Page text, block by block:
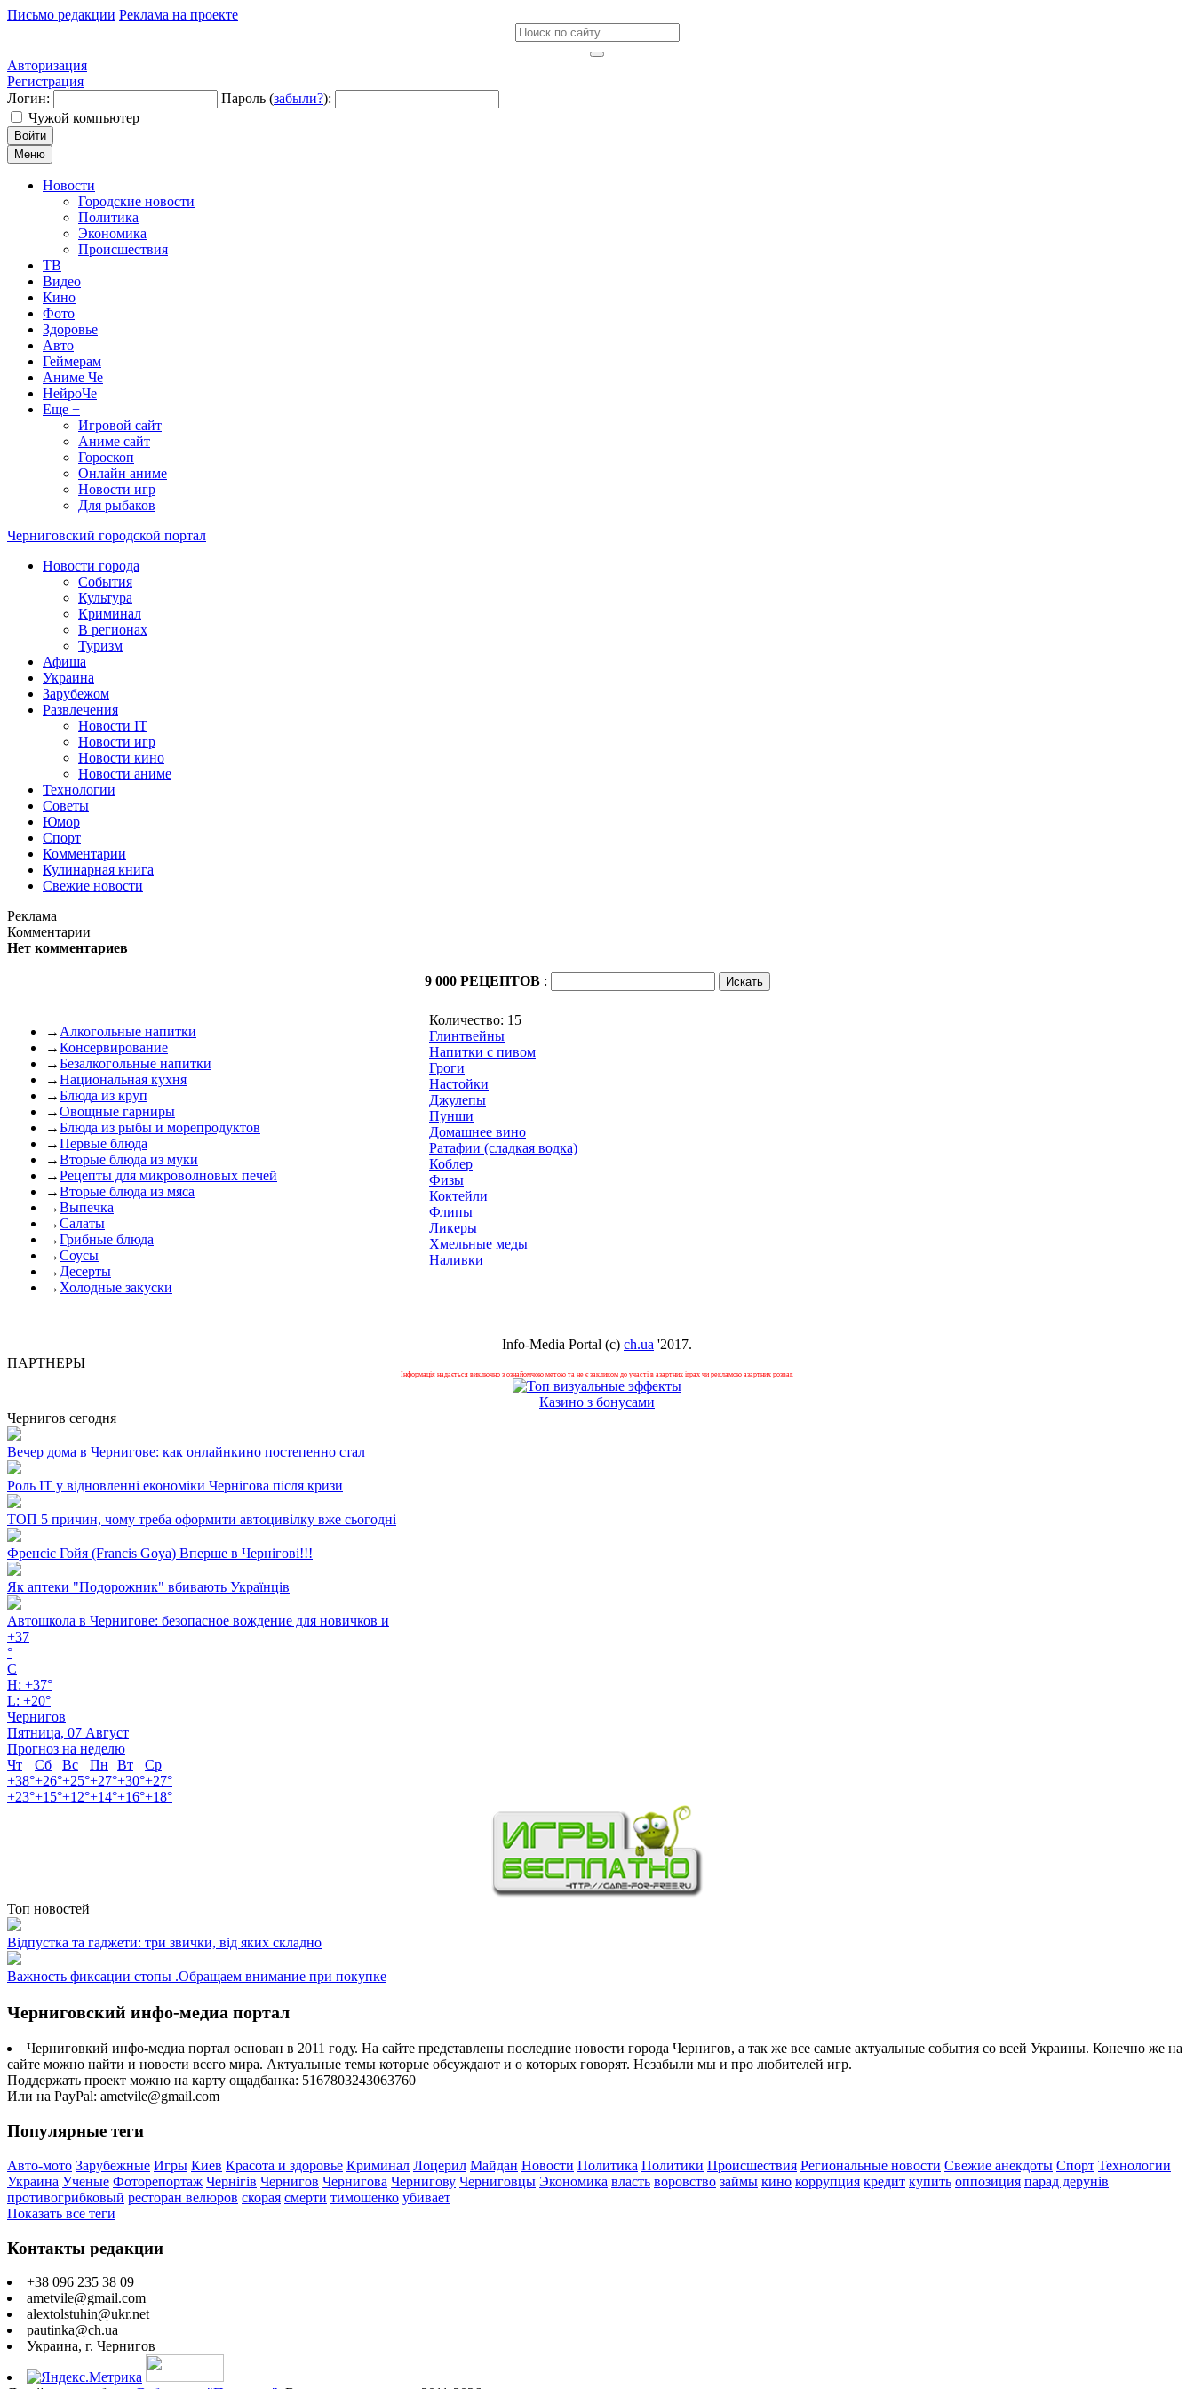
Письмо редакции Реклама на проекте
Авторизация
Регистрация
Логин:
Пароль (забыли?):
Чужой компьютер
Войти
Меню
Новости
Городские новости
Политика
Экономика
Происшествия
ТВ
Видео
Кино
Фото
Здоровье
Авто
Геймерам
Аниме Че
НейроЧе
Еще +
Игровой сайт
Аниме сайт
Гороскоп
Онлайн аниме
Новости игр
Для рыбаков
Черниговский городской портал
Новости города
События
Культура
Криминал
В регионах
Туризм
Афиша
Украина
Зарубежом
Развлечения
Новости IT
Новости игр
Новости кино
Новости аниме
Технологии
Советы
Юмор
Спорт
Комментарии
Кулинарная книга
Свежие новости
Реклама
Комментарии
Нет комментариев
9 000 РЕЦЕПТОВ :
→ Алкогольные напитки
→Консервирование
→Безалкогольные напитки
→Национальная кухня
→Блюда из круп
→Овощные гарниры
→Блюда из рыбы и морепродуктов
→Первые блюда
→Вторые блюда из муки
→Рецепты для микроволновых печей
→Вторые блюда из мяса
→Выпечка
→Салаты
→Грибные блюда
→Соусы
→ Десерты
→ Холодные закуски
Количество: 15
Глинтвейны
Напитки с пивом
Гроги
Настойки
Джулепы
Пунши
Домашнее вино
Ратафии (сладкая водка)
Коблер
Физы
Коктейли
Флипы
Ликеры
Хмельные меды
Наливки
Info-Media Portal (c) ch.ua '2017.
ПАРТНЕРЫ
Інформація надається виключно з ознайомчою метою та не є закликом до участі в азартних іграх чи рекламою азартних розваг.
Казино з бонусами
Чернигов сегодня
Вечер дома в Чернигове: как онлайнкино постепенно стал
Роль ІТ у відновленні економіки Чернігова після кризи
ТОП 5 причин, чому треба оформити автоцивілку вже сьогодні
Френсіс Гойя (Francis Goya) Вперше в Чернігові!!!
Як аптеки "Подорожник" вбивають Українців
Автошкола в Чернигове: безопасное вождение для новичков и
+37
°
C
H: +37°
L: +20°
Чернигов
Пятница, 07 Август
Прогноз на неделю
Чт
Сб Вс Пн Вт
Ср
+38°+26°+25°+27°+30°+27°
+23°+15°+12°+14°+16°+18°
Топ новостей
Відпустка та гаджети: три звички, від яких складно
Важность фиксации стопы .Обращаем внимание при покупке
Черниговский инфо-медиа портал
Черниговкий инфо-медиа портал основан в 2011 году. На сайте представлены последние новости города Чернигов, а так же все самые актуальные события со всей Украины. Конечно же на
сайте можно найти и новости всего мира. Актуальные темы которые обсуждают и о которых говорят. Незабыли мы и про любителей игр.
Поддержать проект можно на карту ощадбанка: 5167803243063760
Или на PayPal: ametvile@gmail.com
Популярные теги
Авто-мото Зарубежные Игры Киев Красота и здоровье Криминал Лоцерил Майдан Новости Политика Политики Происшествия Региональные новости Свежие анекдоты Спорт Технологии
Украина Ученые Фоторепортаж Чернігів Чернигов Чернигова Чернигову Черниговцы Экономика власть воровство займы кино коррупция кредит купить оппозиция парад дерунів
противогрибковый ресторан велюров скорая смерти тимошенко убивает
Показать все теги
Контакты редакции
+38 096 235 38 09
ametvile@gmail.com
alextolstuhin@ukr.net
pautinka@ch.ua
Украина, г. Чернигов